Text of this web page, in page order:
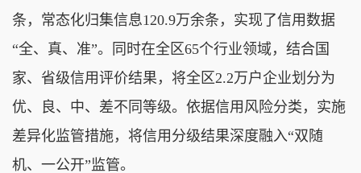
条，常态化归集信息120.9万余条，实现了信用数据
“全、真、准”。同时在全区65个行业领域，结合国
家、省级信用评价结果，将全区2.2万户企业划分为
优、良、中、差不同等级。依据信用风险分类，实施
差异化监管措施，将信用分级结果深度融入“双随
机、一公开”监管。